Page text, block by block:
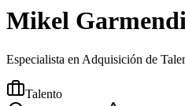
Mikel
Especialista en Adquisición de
Talento